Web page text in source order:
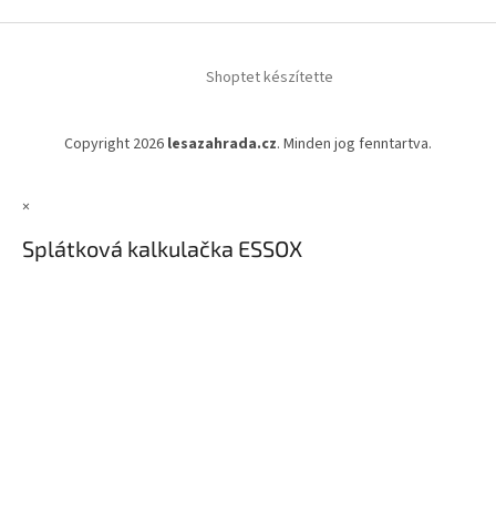
Shoptet készítette
Copyright 2026 lesazahrada.cz. Minden jog fenntartva.
×
Splátková kalkulačka ESSOX